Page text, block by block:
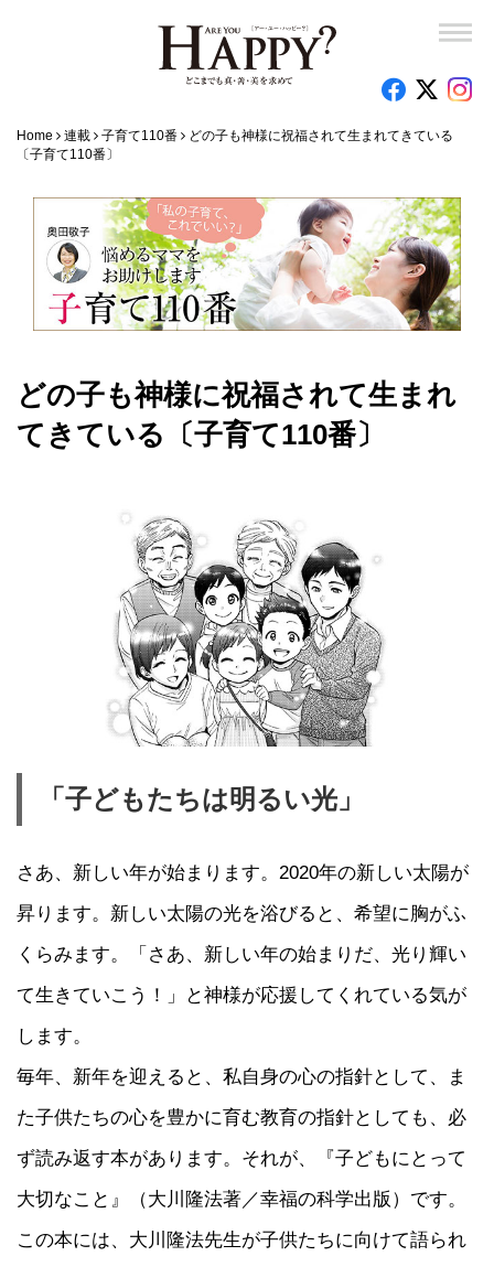
Home 連載 子育て110番
どの子も神様に祝福されて生まれてきている
〔子育て110番〕
どの子も神様に祝福されて生まれ
てきている〔子育て110番〕
「子どもたちは明るい光」
さあ、新しい年が始まります。2020年の新しい太陽が
昇ります。新しい太陽の光を浴びると、希望に胸がふ
くらみます。「さあ、新しい年の始まりだ、光り輝い
て生きていこう！」と神様が応援してくれている気が
します。
毎年、新年を迎えると、私自身の心の指針として、ま
た子供たちの心を豊かに育む教育の指針としても、必
ず読み返す本があります。それが、『子どもにとって
大切なこと』（大川隆法著／幸福の科学出版）です。
この本には、大川隆法先生が子供たちに向けて語られ